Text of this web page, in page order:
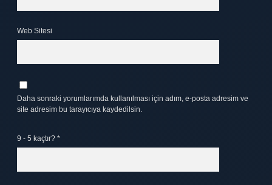
Web Sitesi
Daha sonraki yorumlarımda kullanılması için adım, e-posta adresim ve
site adresim bu tarayıcıya kaydedilsin.
9 - 5 kaçtır? *